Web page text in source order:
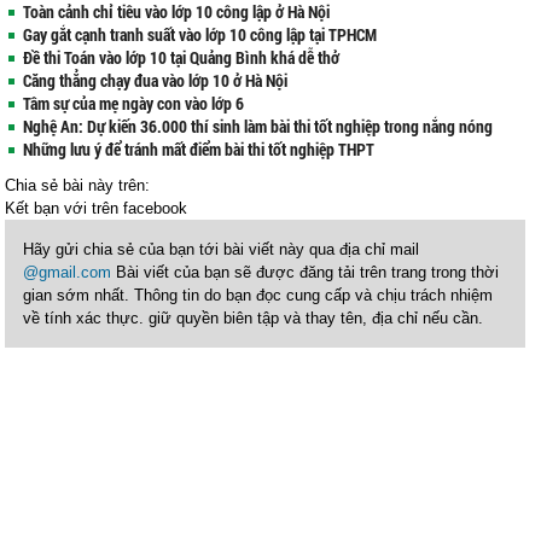
Toàn cảnh chỉ tiêu vào lớp 10 công lập ở Hà Nội
Gay gắt cạnh tranh suất vào lớp 10 công lập tại TPHCM
Đề thi Toán vào lớp 10 tại Quảng Bình khá dễ thở
Căng thẳng chạy đua vào lớp 10 ở Hà Nội
Tâm sự của mẹ ngày con vào lớp 6
Nghệ An: Dự kiến 36.000 thí sinh làm bài thi tốt nghiệp trong nắng nóng
Những lưu ý để tránh mất điểm bài thi tốt nghiệp THPT
Chia sẻ bài này trên:
Kết bạn vớitrên facebook
Hãy gửi chia sẻ của bạn tới bài viết này qua địa chỉ mail
@gmail.com Bài viết của bạn sẽ được đăng tải trên trang trong thời
gian sớm nhất. Thông tin do bạn đọc cung cấp và chịu trách nhiệm
về tính xác thực. giữ quyền biên tập và thay tên, địa chỉ nếu cần.